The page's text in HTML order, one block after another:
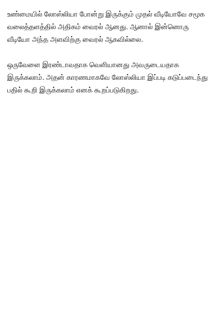
உண்மையில் லோஸ்லியா போன்று இருக்கும் முதல் வீடியோவே சமூக
வலைத்தளத்தில் அதிகம் வைரல் ஆனது. ஆனால் இன்னொரு
வீடியோ அந்த அளவிற்கு வைரல் ஆகவில்லை.
ஒருவேளை இரண்டாவதாக வெளியானது அவருடையதாக
இருக்கலாம். அதன் காரணமாகவே லோஸ்லியா இப்படி கடுப்படைந்து
பதில் கூறி இருக்கலாம் எனக் கூறப்படுகிறது.